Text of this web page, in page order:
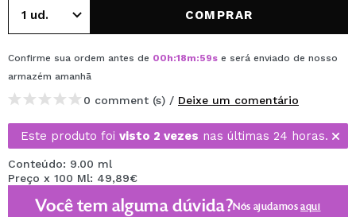
COMPRAR
Confirme sua ordem antes de 00h:18m:59s e será enviado de nosso
armazém amanhã
0 comment (s) / Deixe um comentário
Este produto foi visto 2 vezes nas últimas 24 horas.
Conteúdo: 9.00 ml
Preço x 100 Ml: 49,89€
Você tem alguma dúvida?Nós ajudamosaqui